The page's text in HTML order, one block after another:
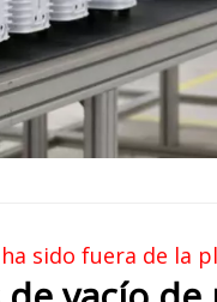
sido fuera de la